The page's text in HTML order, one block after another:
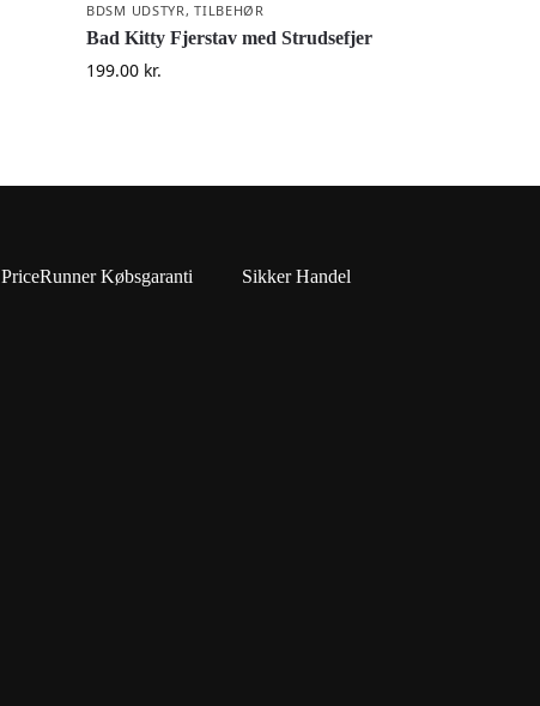
BDSM UDSTYR,TILBEHØR
Bad Kitty Fjerstav med Strudsefjer
199.00 kr.
PriceRunner Købsgaranti Sikker Handel